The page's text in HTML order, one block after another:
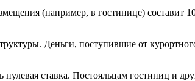
(например, в гостинице) составит
Деньги, поступившие от
ставка. Постояльцам гостиниц и